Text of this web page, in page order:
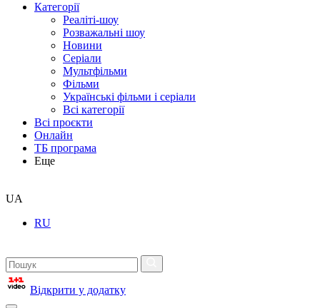
Категорії
Реаліті-шоу
Розважальні шоу
Новини
Серіали
Мультфільми
Фільми
Українські фільми і серіали
Всі категорії
Всі проєкти
Онлайн
ТБ програма
Еще
UA
RU
Відкрити у додатку